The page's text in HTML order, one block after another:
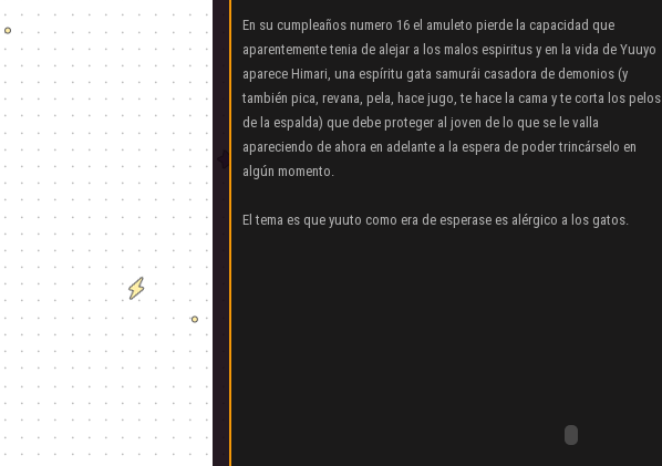
En su cumpleaños numero 16 el amuleto pierde la capacidad que
aparentemente tenia de alejar a los malos espiritus y en la vida de Yuuyo
aparece Himari, una espíritu gata samurái casadora de demonios (y
también pica, revana, pela, hace jugo, te hace la cama y te corta los pelos
de la espalda) que debe proteger al joven de lo que se le valla
apareciendo de ahora en adelante a la espera de poder trincárselo en
algún momento.
El tema es que yuuto como era de esperase es alérgico a los gatos.